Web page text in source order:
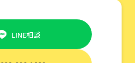
LINE相談